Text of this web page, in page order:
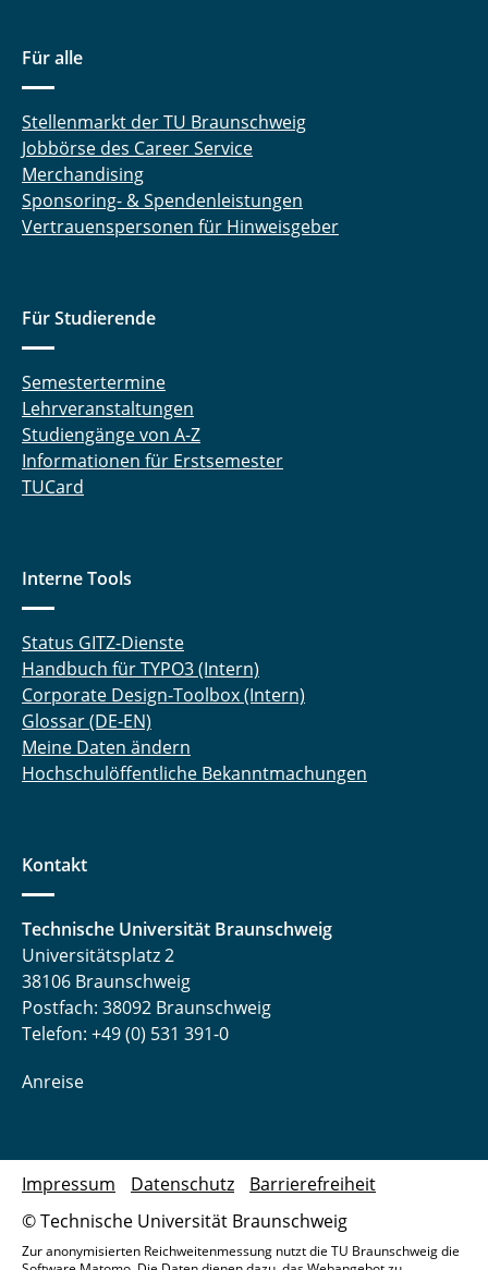
Für alle
Stellenmarkt der TU Braunschweig
Jobbörse des Career Service
Merchandising
Sponsoring- & Spendenleistungen
Vertrauenspersonen für Hinweisgeber
Für Studierende
Semestertermine
Lehrveranstaltungen
Studiengänge von A-Z
Informationen für Erstsemester
TUCard
Interne Tools
Status GITZ-Dienste
Handbuch für TYPO3 (Intern)
Corporate Design-Toolbox (Intern)
Glossar (DE-EN)
Meine Daten ändern
Hochschulöffentliche Bekanntmachungen
Kontakt
Technische Universität Braunschweig
Universitätsplatz 2
38106 Braunschweig
Postfach: 38092 Braunschweig
Telefon: +49 (0) 531 391-0
Anreise
© Technische Universität Braunschweig
Impressum Datenschutz Barrierefreiheit
Zur anonymisierten Reichweitenmessung nutzt die TU Braunschweig die